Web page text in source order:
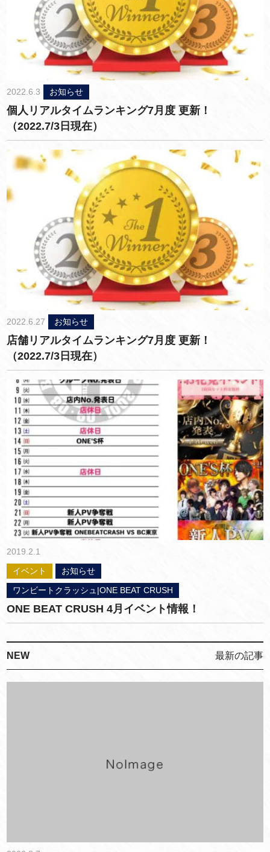
2022.6.3 お知らせ
個人リアルタイムランキング7月度 更新！
（2022.7/3日現在）
2022.6.27 お知らせ
店舗リアルタイムランキング7月度 更新！
（2022.7/3日現在）
2019.2.1
イベント
お知らせ
ワンビートクラッシュ|ONE BEAT CRUSH
ONE BEAT CRUSH 4月イベント情報！
NEW 最新の記事